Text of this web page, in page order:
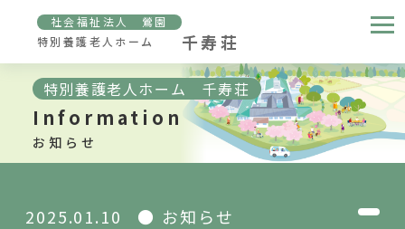
社会福祉法人 鶯園
特別養護老人ホーム
千寿荘
特別養護老人ホーム 千寿荘
Information
お知らせ
2025.01.10 お知らせ